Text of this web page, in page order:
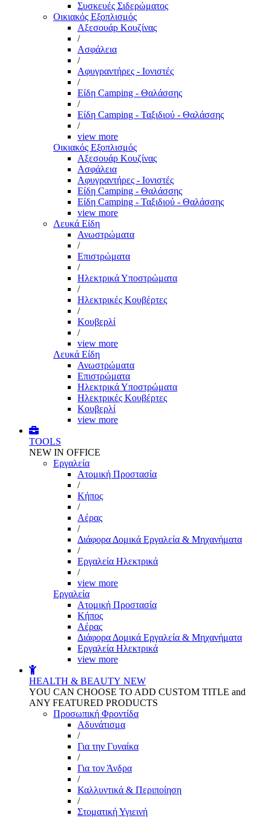
Συσκευές Σιδερώματος
Οικιακός Εξοπλισμός
Αξεσουάρ Κουζίνας
/
Ασφάλεια
/
Αφυγραντήρες - Ιονιστές
/
Είδη Camping - Θαλάσσης
/
Είδη Camping - Ταξιδιού - Θαλάσσης
/
view more
Οικιακός Εξοπλισμός
Αξεσουάρ Κουζίνας
Ασφάλεια
Αφυγραντήρες - Ιονιστές
Είδη Camping - Θαλάσσης
Είδη Camping - Ταξιδιού - Θαλάσσης
view more
Λευκά Είδη
Ανωστρώματα
/
Επιστρώματα
/
Ηλεκτρικά Υποστρώματα
/
Ηλεκτρικές Κουβέρτες
/
Κουβερλί
/
view more
Λευκά Είδη
Ανωστρώματα
Επιστρώματα
Ηλεκτρικά Υποστρώματα
Ηλεκτρικές Κουβέρτες
Κουβερλί
view more
TOOLS
NEW IN OFFICE
Εργαλεία
Aτομική Προστασία
/
Kήπος
/
Αέρας
/
Διάφορα Δομικά Εργαλεία & Μηχανήματα
/
Εργαλεία Ηλεκτρικά
/
view more
Εργαλεία
Aτομική Προστασία
Kήπος
Αέρας
Διάφορα Δομικά Εργαλεία & Μηχανήματα
Εργαλεία Ηλεκτρικά
view more
HEALTH & BEAUTY NEW
YOU CAN CHOOSE TO ADD CUSTOM TITLE and
ANY FEATURED PRODUCTS
Προσωπική Φροντίδα
Αδυνάτισμα
/
Για την Γυναίκα
/
Για τον Άνδρα
/
Καλλυντικά & Περιποίηση
/
Στοματική Υγιεινή